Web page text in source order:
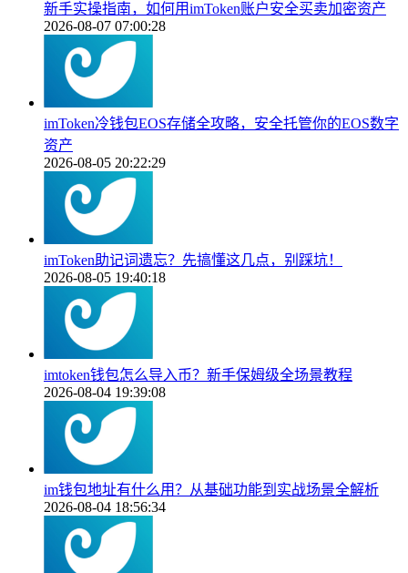
新手实操指南，如何用imToken账户安全买卖加密资产
2026-08-07 07:00:28
imToken冷钱包EOS存储全攻略，安全托管你的EOS数字
资产
2026-08-05 20:22:29
imToken助记词遗忘？先搞懂这几点，别踩坑！
2026-08-05 19:40:18
imtoken钱包怎么导入币？新手保姆级全场景教程
2026-08-04 19:39:08
im钱包地址有什么用？从基础功能到实战场景全解析
2026-08-04 18:56:34